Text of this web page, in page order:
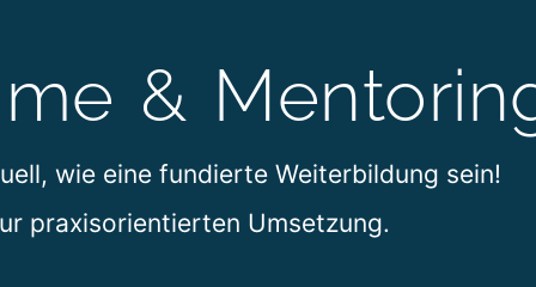
&
wie eine fundierte Weiterbildung sein!
praxisorientierten Umsetzung.